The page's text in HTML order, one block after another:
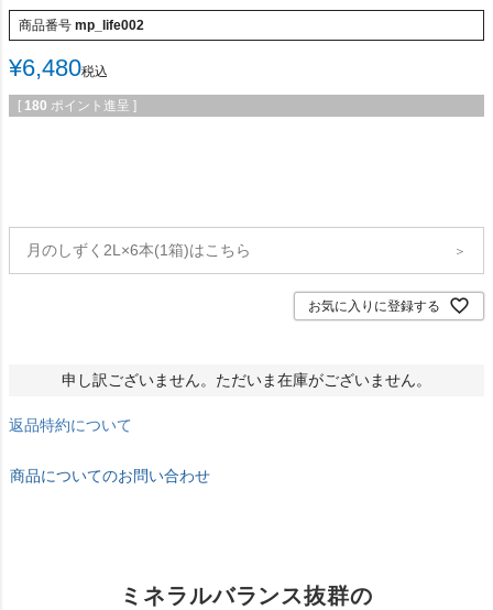
商品番号 mp_life002
¥6,480税込
[ 180 ポイント進呈 ]
月のしずく2L×6本(1箱)はこちら ＞
お気に入りに登録する
申し訳ございません。ただいま在庫がございません。
返品特約について
商品についてのお問い合わせ
ミネラルバランス抜群の